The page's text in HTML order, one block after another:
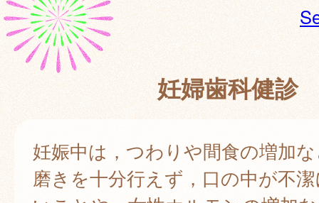
妊婦歯科健診
妊娠中は，つわりや間食の増加
磨きを十分行えず，口の中が不